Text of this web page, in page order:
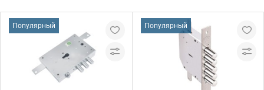
Популярный Популярный